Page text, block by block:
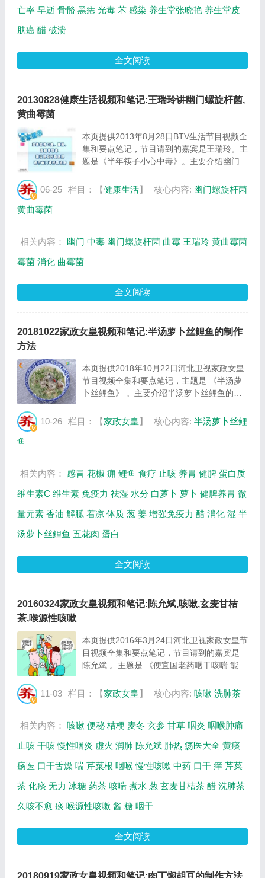
亡率 早逝 骨骼 黑痣 光毒 苯 感染 养生堂张晓艳 养生堂皮
肤癌 醋 破溃
全文阅读
20130828健康生活视频和笔记:王瑞玲讲幽门螺旋杆菌,
黄曲霉菌
本页提供2013年8月28日BTV生活节目视频全
集和要点笔记，节目请到的嘉宾是王瑞玲。主
题是《半年筷子小心中毒》。主要介绍幽门螺
等相关内容，百年养生网健康生活栏目提供视
06-25 栏目：【健康生活】 核心内容: 幽门螺旋杆菌
黄曲霉菌
相关内容： 幽门 中毒 幽门螺旋杆菌 曲霉 王瑞玲 黄曲霉菌
霉菌 消化 曲霉菌
全文阅读
20181022家政女皇视频和笔记:半汤萝卜丝鲤鱼的制作
方法
本页提供2018年10月22日河北卫视家政女皇
节目视频全集和要点笔记，主题是 《半汤萝
卜丝鲤鱼》 。主要介绍半汤萝卜丝鲤鱼的制
的在线观看和主要内容介绍（节目要点笔
10-26 栏目：【家政女皇 】 核心内容: 半汤萝卜丝鲤
鱼
相关内容： 感冒 花椒 痈 鲤鱼 食疗 止咳 养胃 健脾 蛋白质
维生素C 维生素 免疫力 祛湿 水分 白萝卜 萝卜 健脾养胃 微
量元素 香油 解腻 着凉 体质 葱 姜 增强免疫力 醋 消化 湿 半
汤萝卜丝鲤鱼 五花肉 蛋白
全文阅读
20160324家政女皇视频和笔记:陈允斌,咳嗽,玄麦甘桔
茶,喉源性咳嗽
本页提供2016年3月24日河北卫视家政女皇节
目视频全集和要点笔记，节目请到的嘉宾是
陈允斌 。主题是 《便宜国老药咽干咳喘 能防
等相关内容，百年养生网提供视频全集的在线
11-03 栏目：【家政女皇 】 核心内容: 咳嗽 洗肺茶
相关内容： 咳嗽 便秘 桔梗 麦冬 玄参 甘草 咽炎 咽喉肿痛
止咳 干咳 慢性咽炎 虚火 润肺 陈允斌 肺热 疡医大全 黄痰
疡医 口干舌燥 喘 芹菜根 咽喉 慢性咳嗽 中药 口干 痒 芹菜
茶 化痰 无力 冰糖 药茶 咳喘 煮水 葱 玄麦甘桔茶 醋 洗肺茶
久咳不愈 痰 喉源性咳嗽 酱 糖 咽干
全文阅读
20180919家政女皇视频和笔记:肉丁焖胡豆的制作方法